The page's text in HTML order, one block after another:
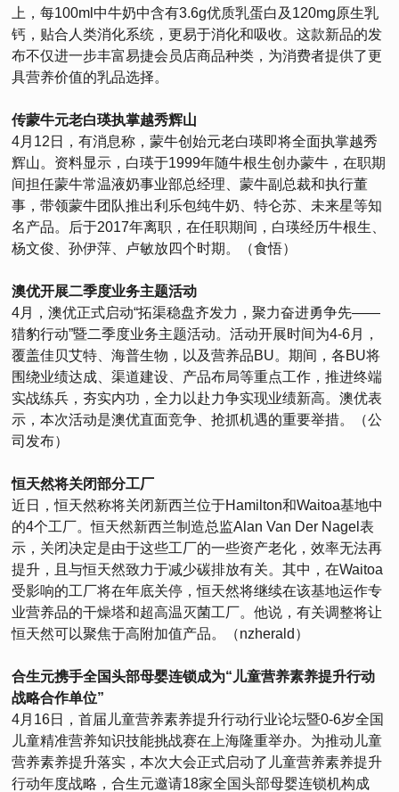
上，每100ml中牛奶中含有3.6g优质乳蛋白及120mg原生乳
钙，贴合人类消化系统，更易于消化和吸收。这款新品的发
布不仅进一步丰富易捷会员店商品种类，为消费者提供了更
具营养价值的乳品选择。
传蒙牛元老白瑛执掌越秀辉山
4月12日，有消息称，蒙牛创始元老白瑛即将全面执掌越秀
辉山。资料显示，白瑛于1999年随牛根生创办蒙牛，在职期
间担任蒙牛常温液奶事业部总经理、蒙牛副总裁和执行董
事，带领蒙牛团队推出利乐包纯牛奶、特仑苏、未来星等知
名产品。后于2017年离职，在任职期间，白瑛经历牛根生、
杨文俊、孙伊萍、卢敏放四个时期。（食悟）
澳优开展二季度业务主题活动
4月，澳优正式启动“拓渠稳盘齐发力，聚力奋进勇争先——
猎豹行动”暨二季度业务主题活动。活动开展时间为4-6月，
覆盖佳贝艾特、海普生物，以及营养品BU。期间，各BU将
围绕业绩达成、渠道建设、产品布局等重点工作，推进终端
实战练兵，夯实内功，全力以赴力争实现业绩新高。澳优表
示，本次活动是澳优直面竞争、抢抓机遇的重要举措。（公
司发布）
恒天然将关闭部分工厂
近日，恒天然称将关闭新西兰位于Hamilton和Waitoa基地中
的4个工厂。恒天然新西兰制造总监Alan Van Der Nagel表
示，关闭决定是由于这些工厂的一些资产老化，效率无法再
提升，且与恒天然致力于减少碳排放有关。其中，在Waitoa
受影响的工厂将在年底关停，恒天然将继续在该基地运作专
业营养品的干燥塔和超高温灭菌工厂。他说，有关调整将让
恒天然可以聚焦于高附加值产品。（nzherald）
合生元携手全国头部母婴连锁成为“儿童营养素养提升行动
战略合作单位”
4月16日，首届儿童营养素养提升行动行业论坛暨0-6岁全国
儿童精准营养知识技能挑战赛在上海隆重举办。为推动儿童
营养素养提升落实，本次大会正式启动了儿童营养素养提升
行动年度战略，合生元邀请18家全国头部母婴连锁机构成